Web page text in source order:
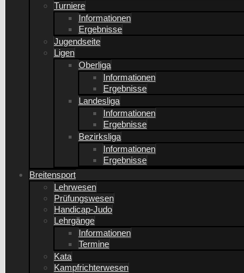
Turniere
Informationen
Ergebnisse
Jugendseite
Ligen
Oberliga
Informationen
Ergebnisse
Landesliga
Informationen
Ergebnisse
Bezirksliga
Informationen
Ergebnisse
Breitensport
Lehrwesen
Prüfungswesen
Handicap-Judo
Lehrgänge
Informationen
Termine
Kata
Kampfrichterwesen